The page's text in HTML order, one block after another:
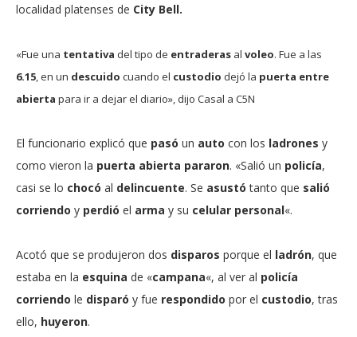
localidad platenses de City Bell.
«Fue una tentativa del tipo de entraderas al voleo. Fue a las
6.15, en un descuido cuando el custodio dejó la puerta entre
abierta para ir a dejar el diario», dijo Casal a C5N
El funcionario explicó que pasó un auto con los ladrones y
como vieron la puerta abierta pararon. «Salió un policía,
casi se lo chocó al delincuente. Se asustótanto que salió
corriendo y perdió el arma y su celular personal«.
Acotó que se produjeron dos disparos porque el ladrón, que
estaba en la esquina de «campana«, al ver al policía
corriendo le disparó y fue respondido por el custodio, tras
ello, huyeron.